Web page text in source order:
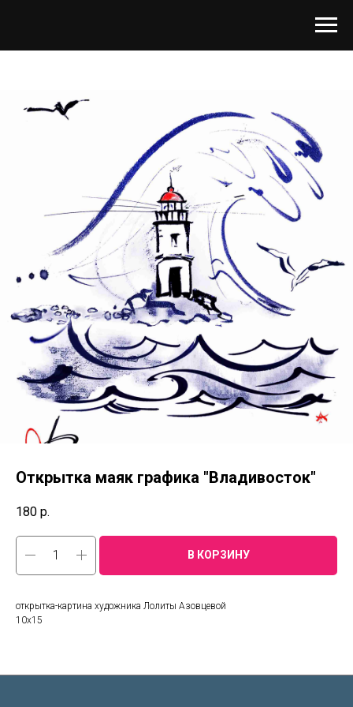
Открытка маяк графика "Владивосток"
180 р.
В КОРЗИНУ
открытка-картина художника Лолиты Азовцевой
10х15